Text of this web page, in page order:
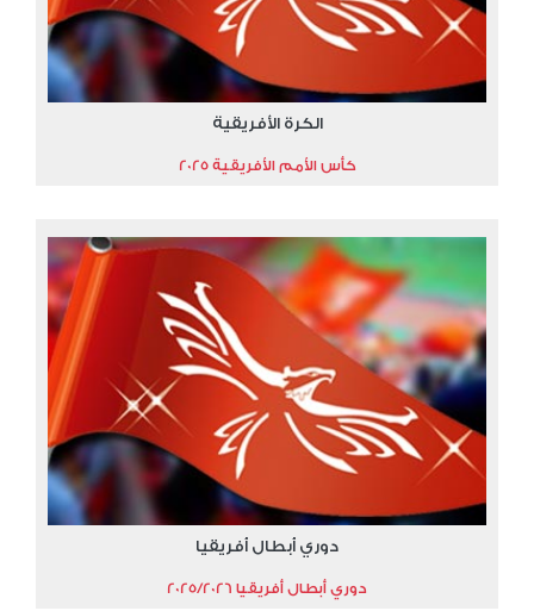
الكرة الأفريقية
كأس الأمم الأفريقية 2025
دوري أبطال أفريقيا
دوري أبطال أفريقيا 2025/2026